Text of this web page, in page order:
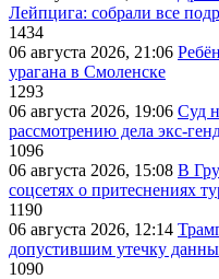
Лейпцига: собрали все
1434
06 августа 2026, 21:06
урагана в Смоленске
1293
06 августа 2026, 19:06 Суд
рассмотрению дела экс-
1096
06 августа 2026, 15:08 В
соцсетях о притеснениях
1190
06 августа 2026, 12:14
допустившим утечку
1090